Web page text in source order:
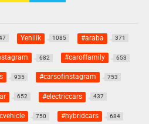
Yenilik 1085 #araba 371
682 #caroffamily 653
935 #carsofinstagram 753
652 #electriccars 437
750 #hybridcars 684